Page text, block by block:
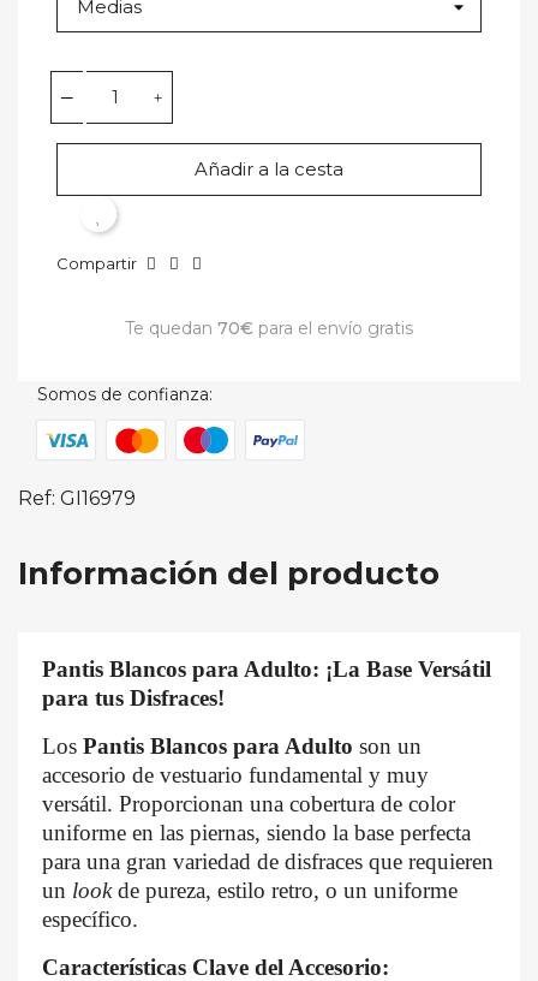
Añadir a la cesta
Compartir
Te quedan 70€ para el envío gratis
Somos de confianza:
Ref: GI16979
Información del producto
Pantis Blancos para Adulto: ¡La Base Versátil
para tus Disfraces!
Los Pantis Blancos para Adulto son un
accesorio de vestuario fundamental y muy
versátil. Proporcionan una cobertura de color
uniforme en las piernas, siendo la base perfecta
para una gran variedad de disfraces que requieren
un lookde pureza, estilo retro, o un uniforme
específico.
Características Clave del Accesorio:
Crear lista de deseos ×
Nombre de la lista de deseos
Iniciar sesión ×
Debe iniciar sesión para guardar productos en su lista de
deseos.